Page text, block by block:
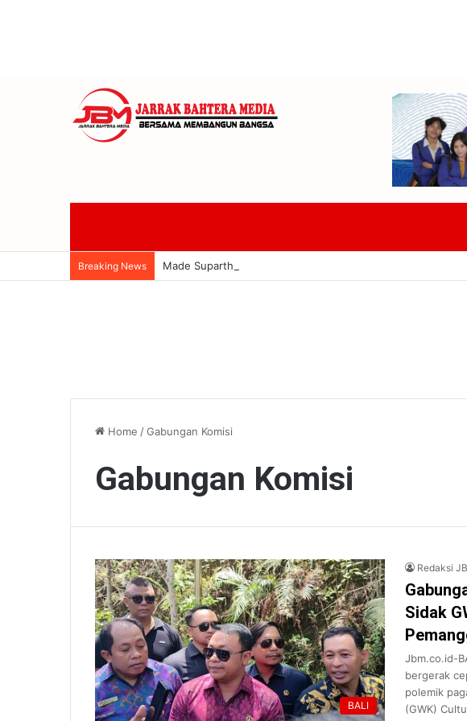
Breaking News Made Supartha Dukung Banteng Bali Siap Tempur Hadapi
Home /Gabungan Komisi
Gabungan Komisi
BALI
Redaksi
Sidak
Jbm.co.id-
bergerak
polemik
(GWK)